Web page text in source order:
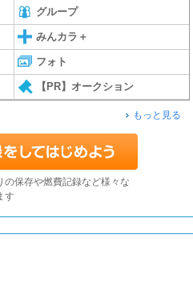
グループ
みんカラ＋
フォト
【PR】オークション
もっと見る
の保存や燃費記録など様々な
す